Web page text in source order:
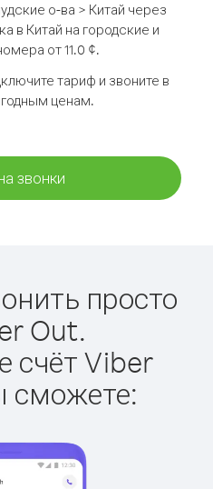
о-ва > Китай через
в Китай на городские и
от 11.0 ¢.
тариф и звоните в
ценам.
звонки
просто
Out.
счёт Viber
сможете: